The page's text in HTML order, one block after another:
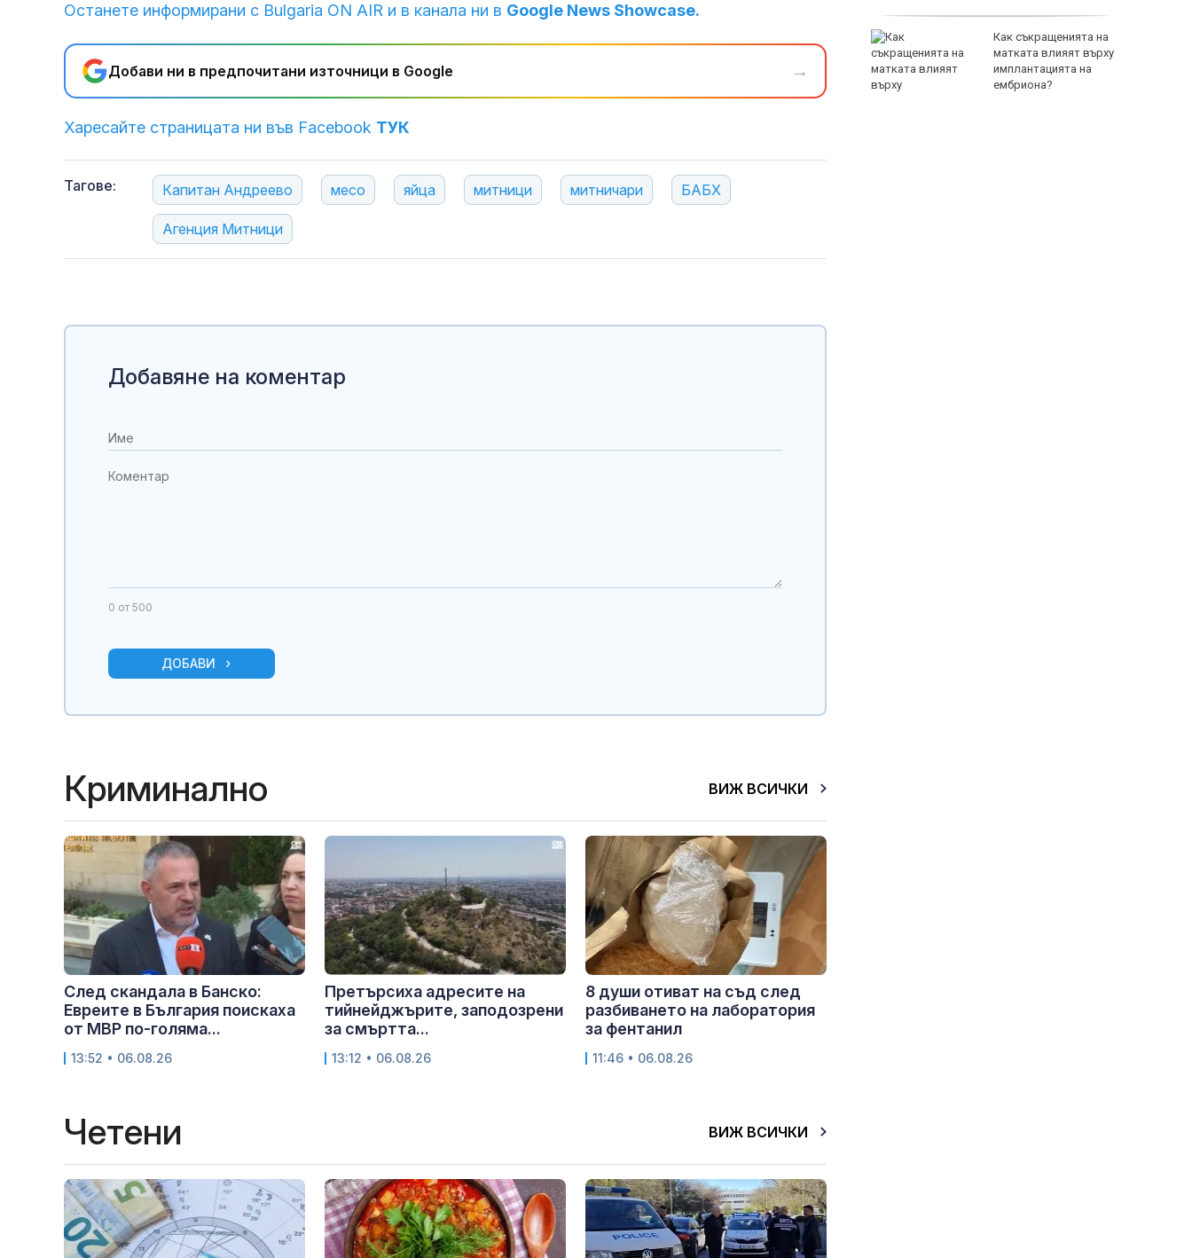
Останете информирани с Bulgaria ON AIR и в канала ни в Google News Showcase.
Добави ни в предпочитани източници в Google →
Харесайте страницата ни във Facebook ТУК
Тагове: Капитан Андреево месо яйца митници митничари БАБХ
Агенция Митници
след руска атака на
жп гара до Киев
Как съкращенията на
матката влияят върху
имплантацията на
ембриона?
Добавяне на коментар
0 от 500
ДОБАВИ
Криминално ВИЖ ВСИЧКИ
След скандала в Банско:
Евреите в България поискаха
от МВР по-голяма...
13:52 • 06.08.26
Претърсиха адресите на
тийнейджърите, заподозрени
за смъртта...
13:12 • 06.08.26
8 души отиват на съд след
разбиването на лаборатория
за фентанил
11:46 • 06.08.26
Четени ВИЖ ВСИЧКИ